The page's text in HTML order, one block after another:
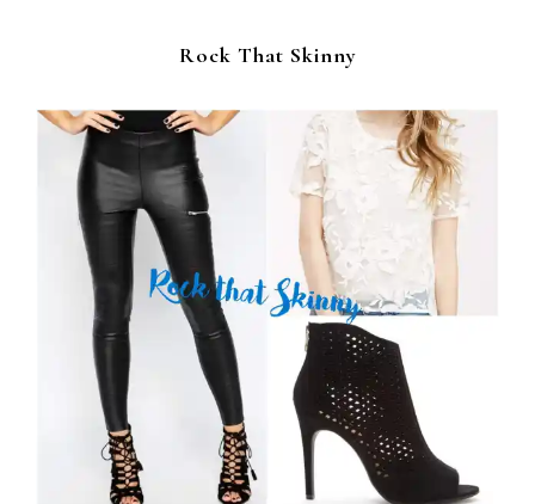
Rock That Skinny